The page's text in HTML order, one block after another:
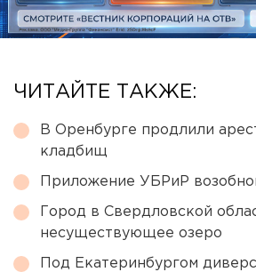
ЧИТАЙТЕ ТАКЖЕ:
В Оренбурге продлили
кладбищ
Приложение УБРиР
Город в Свердловской
несуществующее озеро
Под Екатеринбургом